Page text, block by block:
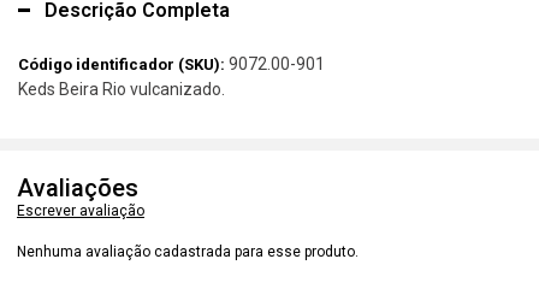
Descrição Completa
Código identificador (SKU): 9072.00-901
Keds Beira Rio vulcanizado.
Avaliações
Escrever avaliação
Nenhuma avaliação cadastrada para esse produto.